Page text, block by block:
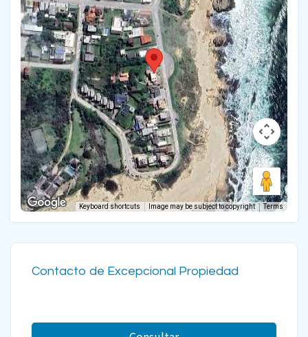
Keyboard shortcuts Image may be subject to copyright Terms
Contacto de Excepcional Propiedad